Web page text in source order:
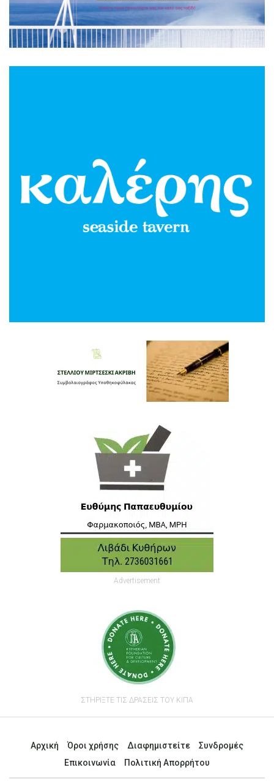
Advertisement
ΣΤΗΡΙΞΤΕ ΤΙΣ ΔΡΑΣΕΙΣ ΤΟΥ ΚΙΠΑ
Αρχική Όροι χρήσης Διαφημιστείτε
Συνδρομές
Επικοινωνία
Πολιτική Απορρήτου